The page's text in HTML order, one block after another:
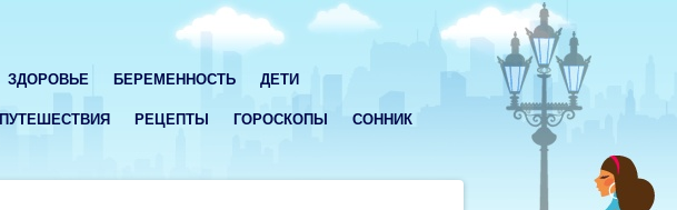
ЗДОРОВЬЕ БЕРЕМЕННОСТЬ ДЕТИ
ПУТЕШЕСТВИЯ РЕЦЕПТЫ ГОРОСКОПЫ СОННИК